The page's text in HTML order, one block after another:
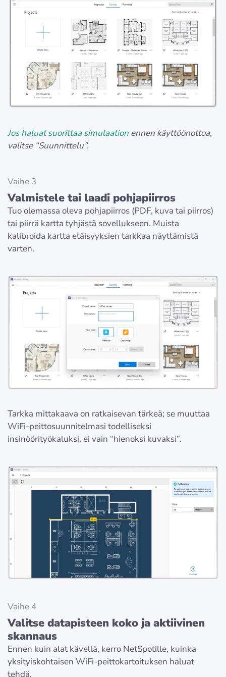
Jos haluat suorittaa simulaation ennen käyttöönottoa,
valitse “Suunnittelu”.
Vaihe 3
Valmistele tai laadi pohjapiirros
Tuo olemassa oleva pohjapiirros (PDF, kuva tai piirros)
tai piirrä kartta tyhjästä sovellukseen. Muista
kalibroida kartta etäisyyksien tarkkaa näyttämistä
varten.
Tarkka mittakaava on ratkaisevan tärkeä; se muuttaa
WiFi-peittosuunnitelmasi todelliseksi
insinöörityökaluksi, ei vain “hienoksi kuvaksi”.
Vaihe 4
Valitse datapisteen koko ja aktiivinen
skannaus
Ennen kuin alat kävellä, kerro NetSpotille, kuinka
yksityiskohtaisen WiFi-peittokartoituksen haluat
tehdä.